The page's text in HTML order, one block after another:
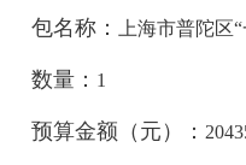
包名称： 上海市普陀区
数量： 1
预算金额（元）：